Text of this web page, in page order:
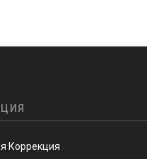
Коррекция